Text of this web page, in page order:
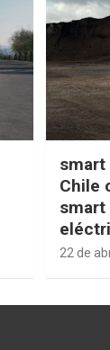
smart
Chile
smart
22 de